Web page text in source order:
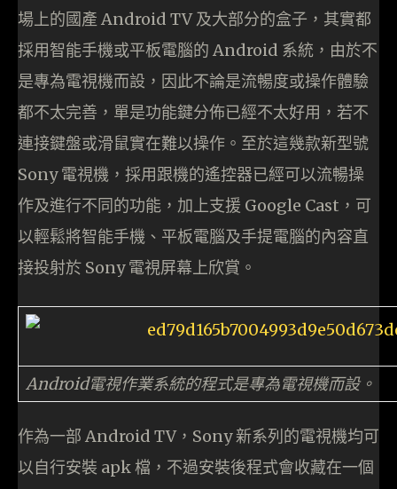
場上的國產 Android TV 及大部分的盒子，其實都
採用智能手機或平板電腦的 Android 系統，由於不
是專為電視機而設，因此不論是流暢度或操作體驗
都不太完善，單是功能鍵分佈已經不太好用，若不
連接鍵盤或滑鼠實在難以操作。至於這幾款新型號
Sony 電視機，採用跟機的遙控器已經可以流暢操
作及進行不同的功能，加上支援 Google Cast，可
以輕鬆將智能手機、平板電腦及手提電腦的內容直
接投射於 Sony 電視屏幕上欣賞。
Android電視作業系統的程式是專為電視機而設。
作為一部 Android TV，Sony 新系列的電視機均可
以自行安裝 apk 檔，不過安裝後程式會收藏在一個